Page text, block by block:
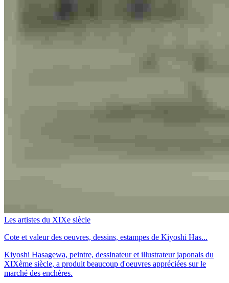
Les artistes du XIXe siècle
Cote et valeur des oeuvres, dessins, estampes de Kiyoshi Has...
Kiyoshi Hasagewa, peintre, dessinateur et illustrateur japonais du
XIXème siècle, a produit beaucoup d'oeuvres appréciées sur le
marché des enchères.